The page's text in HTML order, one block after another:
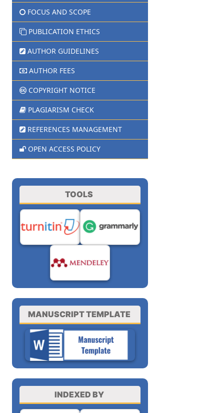
FOCUS AND SCOPE
PUBLICATION ETHICS
AUTHOR GUIDELINES
AUTHOR FEES
COPYRIGHT NOTICE
PLAGIARISM CHECK
REFERENCES MANAGEMENT
OPEN ACCESS POLICY
TOOLS
MANUSCRIPT TEMPLATE
INDEXED BY